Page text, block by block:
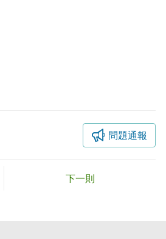
問題通報
下一則